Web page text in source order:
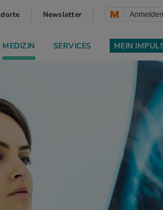
Newsletter Anmelden
MEDIZIN SERVICES MEIN